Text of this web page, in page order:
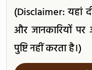
(Disclaimer: यहां
और जानकारियों
पुष्टि नहीं करता है।)